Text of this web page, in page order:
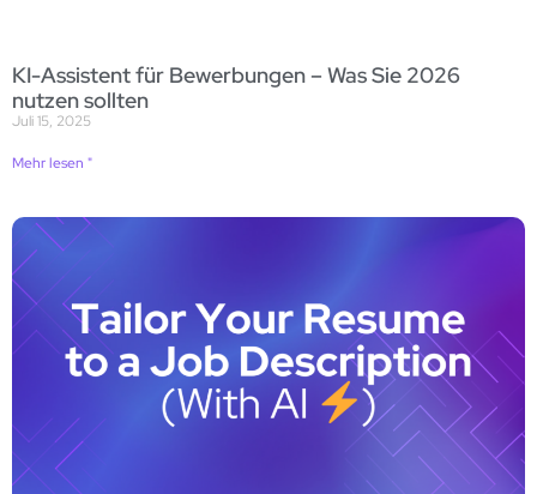
KI-Assistent für Bewerbungen – Was Sie 2026
nutzen sollten
Juli 15, 2025
Mehr lesen "